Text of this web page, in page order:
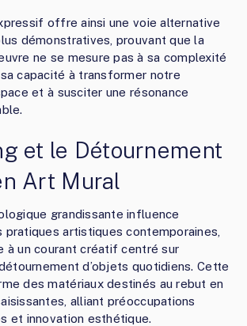
offre ainsi une voie alternative
démonstratives, prouvant que la
ne se mesure pas à sa complexité
capacité à transformer notre
et à susciter une résonance
et le Détournement
Art Mural
grandissante influence
artistiques contemporaines,
à un courant créatif centré sur
d’objets quotidiens. Cette
des matériaux destinés au rebut en
alliant préoccupations
et innovation esthétique.